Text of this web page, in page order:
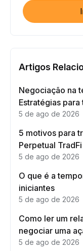
Artigos
Negociação na
Estratégias
5 de ago de 2026
5 motivos para
Perpetual TradFi
5 de ago de 2026
O que é a
iniciantes
5 de ago de 2026
Como ler um
negociar uma
5 de ago de 2026